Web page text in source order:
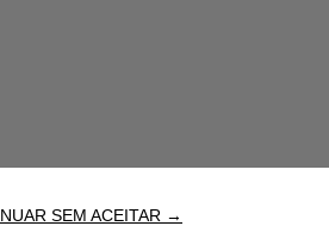
SEM ACEITAR →